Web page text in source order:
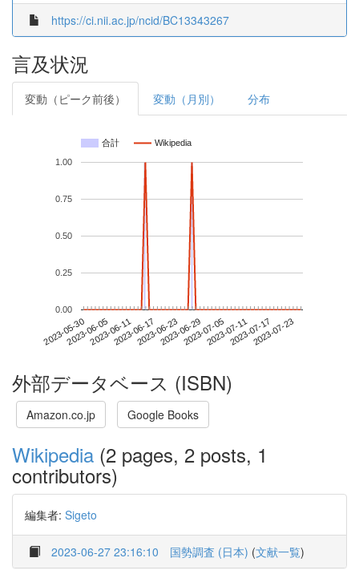
https://ci.nii.ac.jp/ncid/BC13343267
言及状況
変動（ピーク前後） 変動（月別） 分布
合計 Wikipedia
2023-05-302023-06-052023-06-112023-06-172023-06-232023-06-292023-07-052023-07-112023-07-172023-07-23
0.00
0.25
0.50
0.75
1.00
外部データベース (ISBN)
Amazon.co.jp Google Books
Wikipedia (2 pages, 2 posts, 1
contributors)
編集者: Sigeto
2023-06-27 23:16:10 国勢調査 (日本) (文献一覧)